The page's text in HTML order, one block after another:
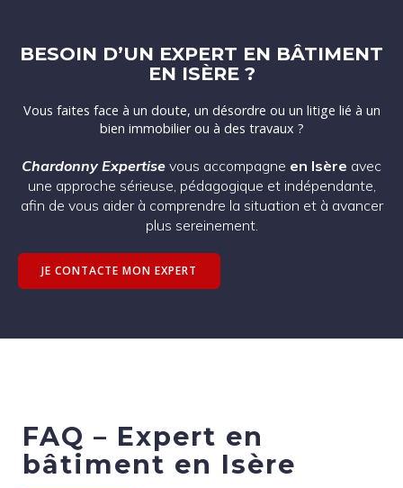
BESOIN D’UN EXPERT EN BÂTIMENT
EN ISÈRE ?
Vous faites face à un doute, un désordre ou un litige lié à un
bien immobilier ou à des travaux ?
Chardonny Expertise vous accompagne en Isère avec
une approche sérieuse, pédagogique et indépendante,
afin de vous aider à comprendre la situation et à avancer
plus sereinement.
JE CONTACTE MON EXPERT
FAQ – Expert en
bâtiment en Isère